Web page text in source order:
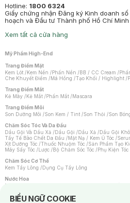
Hotline: 1800 6324
Giấy chứng nhận Đăng ký Kinh doanh số
hoạch và Đầu tư Thành phố Hồ Chí Minh
Xem tất cả cửa hàng
Mỹ Phẩm High-End
Trang Điểm Mặt
Kem Lót /Kem Nền /Phấn Nền /BB / CC Cream /
Che Khuyết Điểm /Má Hồng /Tạo Khối / Highlight /
Trang Điểm Mắt
Kẻ Mày /Kẻ Mắt /Phấn Mắt /Mascara
Trang Điểm Môi
Son Dưỡng Môi /Son Kem / Tint /Son Thỏi /Son
Chăm Sóc Tóc Và Da Đầu
Dầu Gội Và Dầu Xả /Dầu Gội /Dầu Xả /Dầu Gội Khô
Tẩy Tế Bào Chết Da Đầu /Mặt Nạ / Kem Ủ Tóc /
Xịt Dưỡng Tóc /Thuốc Nhuộm Tóc /Sản Phẩm Tạo
Máy Sấy Tóc /Lược /Bộ Chăm Sóc Tóc /Phụ Kiện Tóc
Chăm Sóc Cơ Thể
Kem Tẩy Lông /Dụng Cụ Tẩy Lông
Nước Hoa
Nước Hoa Nữ
BIỂU NGỮ COOKIE
Notice about cookies usage